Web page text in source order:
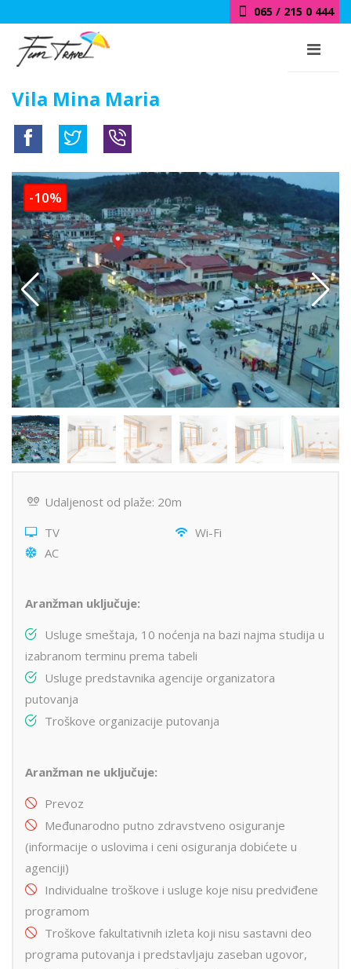
065 / 215 0 444
Vila Mina Maria
Udaljenost od plaže: 20m
TV
Wi-Fi
AC
Aranžman uključuje:
Usluge smeštaja, 10 noćenja na bazi najma studija u
izabranom terminu prema tabeli
Usluge predstavnika agencije organizatora
putovanja
Troškove organizacije putovanja
Aranžman ne uključuje:
Prevoz
Međunarodno putno zdravstveno osiguranje
(informacije o uslovima i ceni osiguranja dobićete u
agenciji)
Individualne troškove i usluge koje nisu predviđene
programom
Troškove fakultativnih izleta koji nisu sastavni deo
programa putovanja i predstavljaju zaseban ugovor,